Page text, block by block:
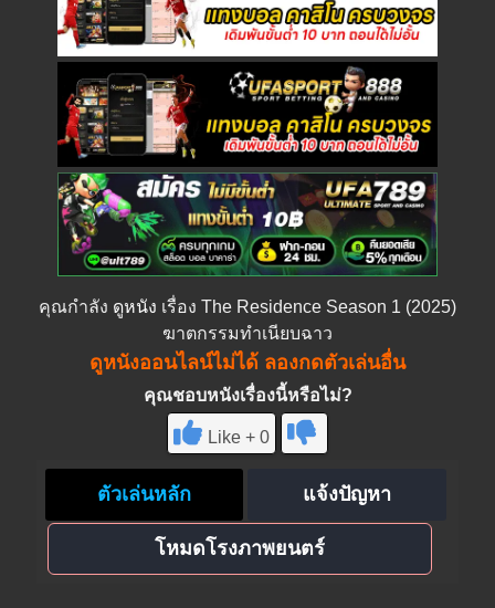
คุณกำลัง ดูหนัง เรื่อง The Residence Season 1 (2025)
ฆาตกรรมทำเนียบฉาว
ดูหนังออนไลน์ไม่ได้ ลองกดตัวเล่นอื่น
คุณชอบหนังเรื่องนี้หรือไม่?
Like + 0
ตัวเล่นหลัก แจ้งปัญหา
โหมดโรงภาพยนตร์